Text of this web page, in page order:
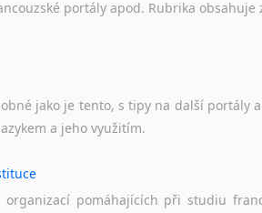
portály apod. Rubrika
jako je tento, s tipy na další portály a
a jeho využitím.
organizací pomáhajících při studiu